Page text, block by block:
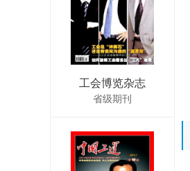
工会博览杂志
省级期刊